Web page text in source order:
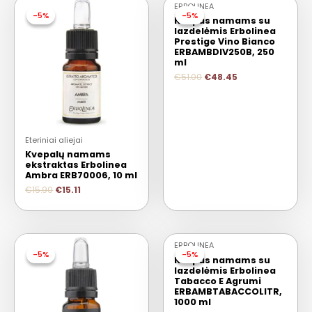
-5%
-5%
Eteriniai aliejai
Kvepalų namams
ekstraktas Erbolinea
Ambra ERB70006, 10 ml
€15.90 €15.11
-5%
-5%
ERBOLINEA
Kvapas namams su
lazdelėmis Erbolinea
Prestige Vino Bianco
ERBAMBDIV250B, 250
ml
€51.00 €48.45
-5%
-5% -5%
-5%
ERBOLINEA
Kvapas namams su
lazdelėmis Erbolinea
Tabacco E Agrumi
ERBAMBTABACCOLITR,
1000 ml